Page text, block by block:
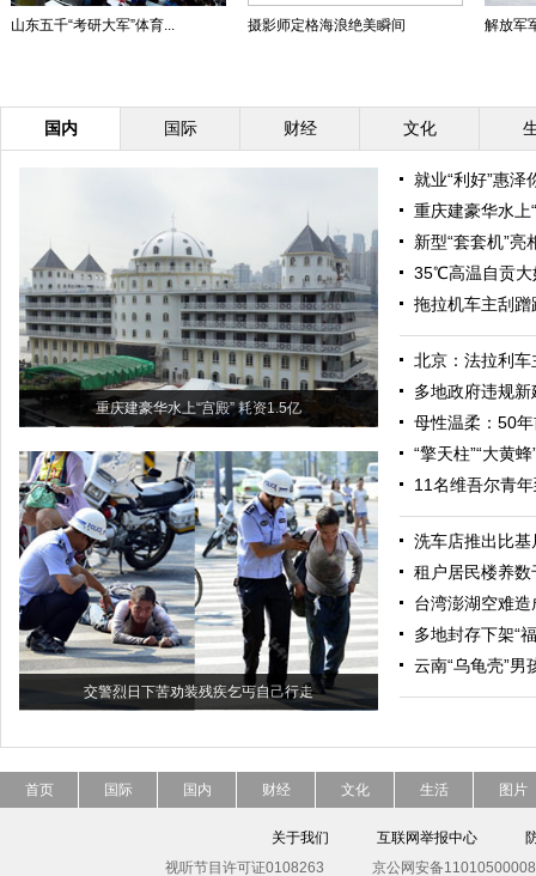
山东五千“考研大军”体育... 摄影师定格海浪绝美瞬间 解放军
国内 国际 财经 文化
重庆建豪华水上“宫殿” 耗资1.5亿
交警烈日下苦劝装残疾乞丐自己行走
就业“利好”惠泽
重庆建豪华水上
新型“套套机”
35℃高温自贡大
拖拉机车主刮
北京：法拉利
多地政府违规
母性温柔：50
“擎天柱”“大黄
11名维吾尔青
洗车店推出比
租户居民楼养
台湾澎湖空难
多地封存下架“
云南“乌龟壳”男
首页 国际 国内 财经 文化 生活 图片
关于我们 互联网举报中心
视听节目许可证0108263
京公网安备